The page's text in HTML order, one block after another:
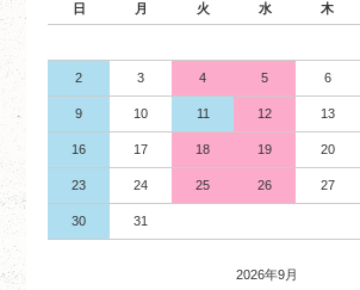
日 月 火 水 木
2 3 4 5 6
9 10 11 12 13
16 17 18 19 20
23 24 25 26 27
30 31
2026年9月